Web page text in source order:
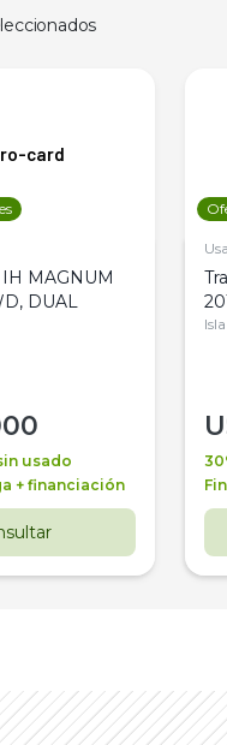
MAGNUM
DUAL
usado
+ financiación